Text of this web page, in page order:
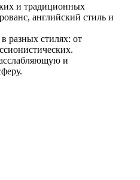
и традиционных
английский стиль и
разных стилях: от
и